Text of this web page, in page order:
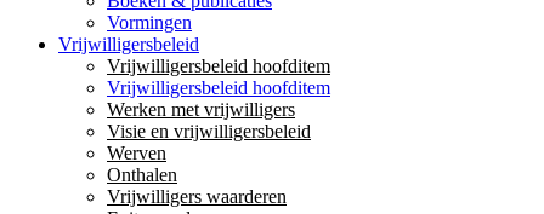
Vormingen
Vrijwilligersbeleid
Vrijwilligersbeleid hoofditem
Vrijwilligersbeleid hoofditem
Werken met vrijwilligers
Visie en vrijwilligersbeleid
Werven
Onthalen
Vrijwilligers waarderen